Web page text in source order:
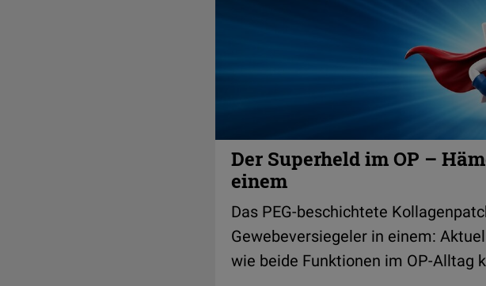
Der Superheld im OP –
einem
Das PEG-beschichtete
Gewebeversiegeler in einem:
wie beide Funktionen im OP-Alltag